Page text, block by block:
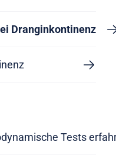
Dranginkontinenz
Tests